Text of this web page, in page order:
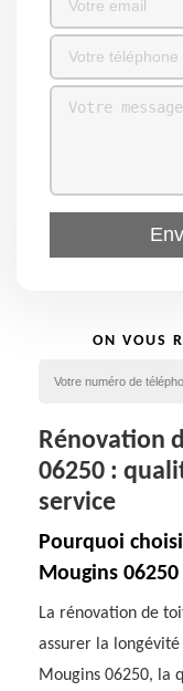
ON VOUS
Rénovation
06250 :
service
Pourquoi
Mougins 06250
La rénovation de
assurer la
Mougins 06250, la